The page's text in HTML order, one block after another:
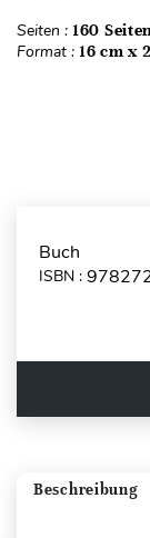
Seiten : 160
Format : 16 cm x
Buch
ISBN :
Beschreibung